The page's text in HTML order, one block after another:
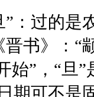
过的是
书》：“
始”，“旦
日期可